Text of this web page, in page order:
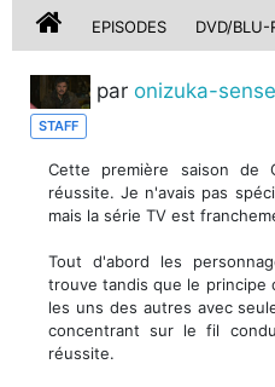
EPISODES DVD/BLU-
par onizuka-
STAFF
Cette première saison de
réussite. Je n'avais pas
mais la série TV est
Tout d'abord les
trouve tandis que le principe
les uns des autres avec
concentrant sur le fil
réussite.